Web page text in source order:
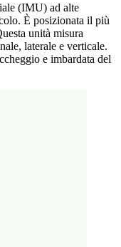
(IMU) ad alte
È posizionata il più
unità misura
laterale e verticale.
e imbardata del